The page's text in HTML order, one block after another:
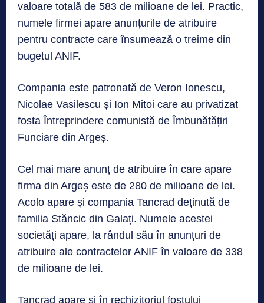
valoare totală de 583 de milioane de lei. Practic,
numele firmei apare anunțurile de atribuire
pentru contracte care însumează o treime din
bugetul ANIF.
Compania este patronată de Veron Ionescu,
Nicolae Vasilescu și Ion Mitoi care au privatizat
fosta Întreprindere comunistă de Îmbunătățiri
Funciare din Argeș.
Cel mai mare anunț de atribuire în care apare
firma din Argeș este de 280 de milioane de lei.
Acolo apare și compania Tancrad deținută de
familia Stăncic din Galați. Numele acestei
societăți apare, la rândul său în anunțuri de
atribuire ale contractelor ANIF în valoare de 338
de milioane de lei.
Tancrad apare și în rechizitoriul fostului